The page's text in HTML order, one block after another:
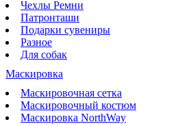
Чехлы Ремни
Патронташи
Подарки сувениры
Разное
Для собак
Маскировка
Маскировочная сетка
Маскировочный костюм
Маскировка NorthWay